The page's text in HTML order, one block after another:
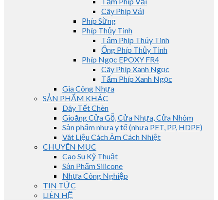
Cây Phíp Vải
Phíp Sừng
Phíp Thủy Tinh
Tấm Phíp Thủy Tinh
Ống Phíp Thủy Tinh
Phíp Ngọc EPOXY FR4
Cây Phíp Xanh Ngọc
Tấm Phíp Xanh Ngọc
Gia Công Nhựa
SẢN PHẨM KHÁC
Dây Tết Chèn
Gioăng Cửa Gỗ, Cửa Nhựa, Cửa Nhôm
Sản phẩm nhựa y tế (nhựa PET, PP, HDPE)
Vât Liệu Cách Âm Cách Nhiệt
CHUYÊN MỤC
Cao Su Kỹ Thuật
Sản Phẩm Silicone
Nhựa Công Nghiệp
TIN TỨC
LIÊN HỆ